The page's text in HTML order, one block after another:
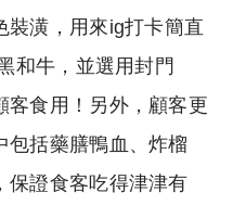
裝潢，用來ig打卡簡直
和牛，並選用封門
客食用！另外，顧客更
包括藥膳鴨血、炸榴
保證食客吃得津津有